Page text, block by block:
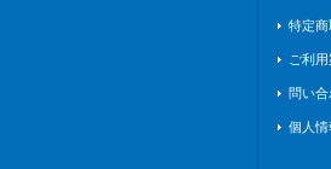
特定
ご利
問い合
個人